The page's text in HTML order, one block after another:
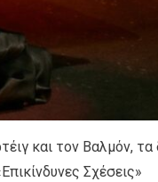
και τον Βαλμόν, τα
Σχέσεις»